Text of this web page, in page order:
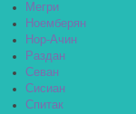
Мегри
Ноемберян
Нор-Ачин
Раздан
Севан
Сисиан
Спитак